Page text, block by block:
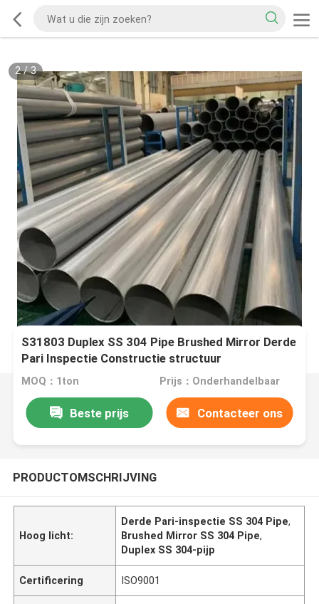
2/3
S31803 Duplex SS 304 Pipe Brushed Mirror Derde
Pari Inspectie Constructie structuur
MOQ：1ton Prijs：Onderhandelbaar
Beste prijs Contacteer ons
PRODUCTOMSCHRIJVING
Hoog licht:
Derde Pari-inspectie SS 304 Pipe,
Brushed Mirror SS 304 Pipe,
Duplex SS 304-pijp
Certificering ISO9001